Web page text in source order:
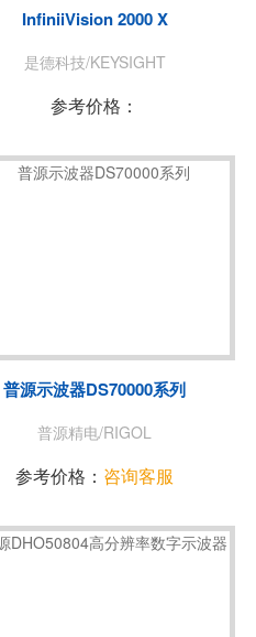
InfiniiVision 2000 X
是德科技/KEYSIGHT
参考价格：
普源示波器DS70000系列
普源精电/RIGOL
参考价格： 咨询客服